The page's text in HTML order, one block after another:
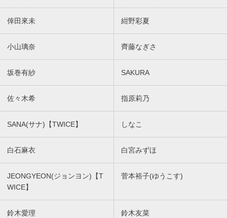
倖田來未 紺野彩夏
小山璃奈 齊藤なぎさ
坂巻有紗 SAKURA
佐々木希 指原莉乃
SANA(サナ)【TWICE】 しなこ
白石麻衣 白宮みずほ
JEONGYEON(ジョンヨン)【T
WICE】
菅本裕子(ゆうこす)
鈴木愛理 鈴木友菜